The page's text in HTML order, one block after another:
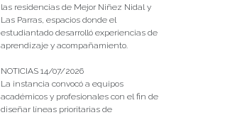
las residencias de Mejor Niñez Nidal y
Las Parras, espacios donde el
estudiantado desarrolló experiencias de
aprendizaje y acompañamiento.
NOTICIAS 14/07/2026
La instancia convocó a equipos
académicos y profesionales con el fin de
diseñar líneas prioritarias de